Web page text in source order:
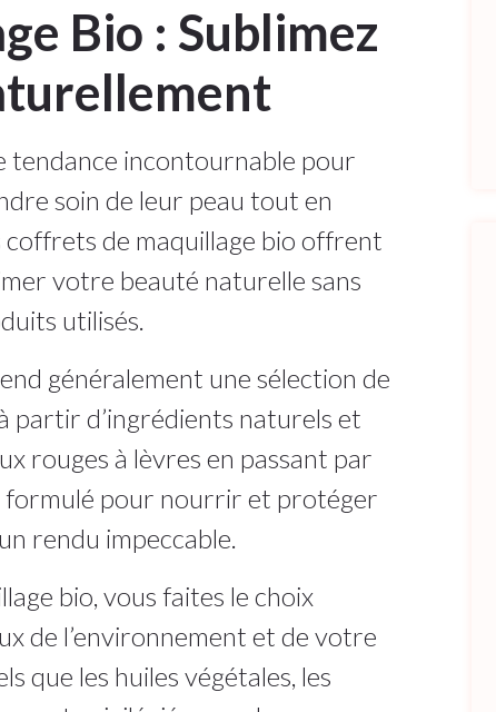
Bio : Sublimez
tendance incontournable pour
soin de leur peau tout en
de maquillage bio offrent
votre beauté naturelle sans
utilisés.
généralement une sélection de
partir d’ingrédients naturels et
rouges à lèvres en passant par
formulé pour nourrir et protéger
rendu impeccable.
bio, vous faites le choix
de l’environnement et de votre
que les huiles végétales, les